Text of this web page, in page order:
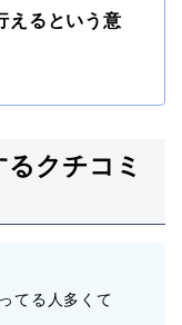
えるという意
クチコミ
てる人多くて